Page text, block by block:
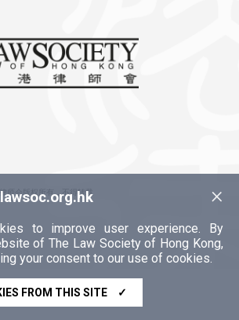
×
to improve user experience. By
of The Law Society of Hong Kong,
your consent to our use of cookies.
FROM THIS SITE ✓
师会版权所有，不得转载